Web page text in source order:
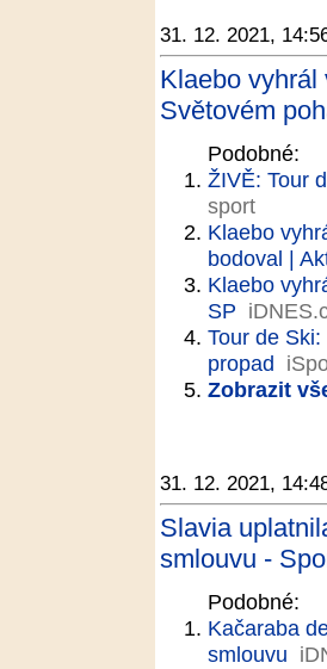
31. 12. 2021,
Klaebo vyhrál
Světovém
Podobné:
ŽIVĚ: Tour
sport
Klaebo
bodoval |
Klaebo
SP
Tour de
propad
Zobrazit
31. 12. 2021,
Slavia
smlouvu -
Podobné:
Kačaraba
smlouvu